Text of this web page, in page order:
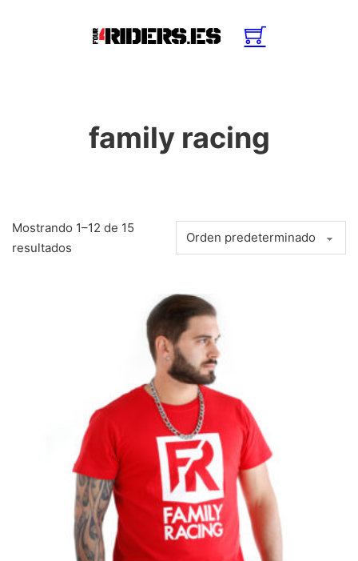
family racing
Mostrando 1–12 de 15
resultados
Este producto tiene múltiples variantes. Las opciones se